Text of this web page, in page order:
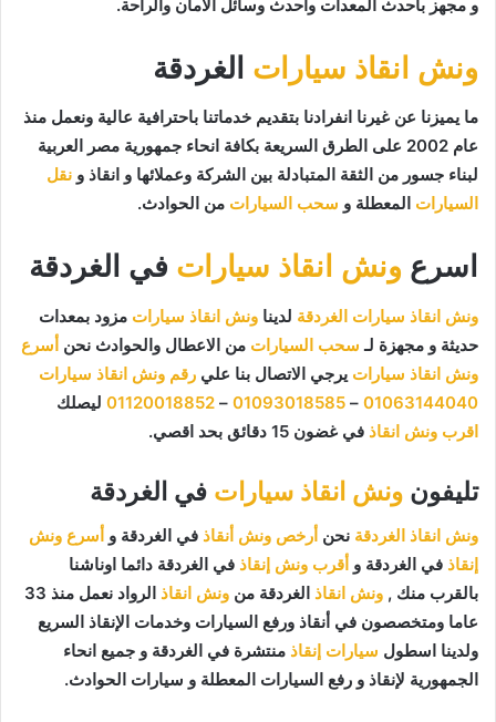
و مجهز بأحدث المعدات وأحدث وسائل الأمان والراحة.
ونش انقاذ سيارات الغردقة
ما يميزنا عن غيرنا انفرادنا بتقديم خدماتنا باحترافية عالية ونعمل منذ
عام 2002 على الطرق السريعة بكافة انحاء جمهورية مصر العربية
لبناء جسور من الثقة المتبادلة بين الشركة وعملائها و انقاذ و نقل
السيارات المعطلة و سحب السيارات من الحوادث.
اسرع ونش انقاذ سيارات في الغردقة
ونش انقاذ سيارات الغردقة لدينا ونش انقاذ سيارات مزود بمعدات
حديثة و مجهزة لـ سحب السيارات من الاعطال والحوادث نحن أسرع
ونش انقاذ سيارات يرجي الاتصال بنا علي رقم ونش انقاذ سيارات
01063144040
–
01093018585
–
01120018852 ليصلك
اقرب ونش انقاذ في غضون 15 دقائق بحد اقصي.
تليفون ونش انقاذ سيارات في الغردقة
ونش انقاذ الغردقة نحن أرخص ونش أنقاذ في الغردقة و أسرع ونش
إنقاذ في الغردقة و أقرب ونش إنقاذ في الغردقة دائما اوناشنا
بالقرب منك , ونش انقاذ الغردقة من ونش انقاذ
الرواد نعمل منذ 33
عاما ومتخصصون في أنقاذ ورفع السيارات وخدمات الإنقاذ السريع
ولدينا اسطول سيارات إنقاذ منتشرة في الغردقة و جميع انحاء
الجمهورية لإنقاذ و رفع السيارات المعطلة و سيارات الحوادث.